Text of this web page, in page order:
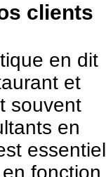
clients
en dit
et
souvent
en
essentiel
fonction